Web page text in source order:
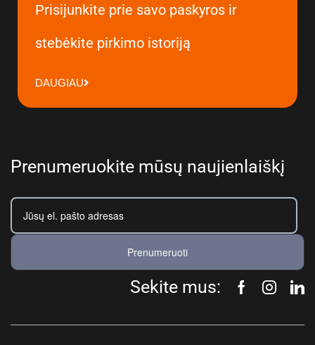
Prisijunkite prie savo paskyros ir
stebėkite pirkimo istoriją
DAUGIAU
Prenumeruokite mūsų naujienlaiškį
Prenumeruoti
Sekite mus: